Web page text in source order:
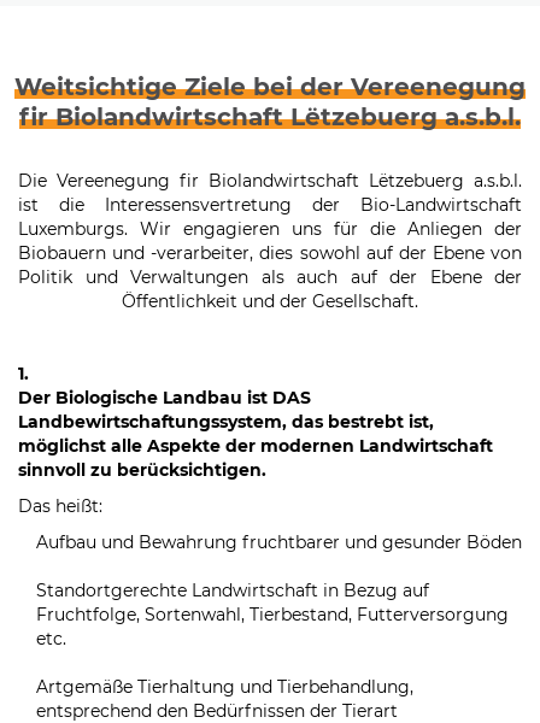
Weitsichtige Ziele bei der Vereenegung
fir Biolandwirtschaft Lëtzebuerg a.s.b.l.
Die Vereenegung fir Biolandwirtschaft Lëtzebuerg a.s.b.l.
ist die Interessensvertretung der Bio-Landwirtschaft
Luxemburgs. Wir engagieren uns für die Anliegen der
Biobauern und -verarbeiter, dies sowohl auf der Ebene von
Politik und Verwaltungen als auch auf der Ebene der
Öffentlichkeit und der Gesellschaft.
1.
Der Biologische Landbau ist DAS
Landbewirtschaftungssystem, das bestrebt ist,
möglichst alle Aspekte der modernen Landwirtschaft
sinnvoll zu berücksichtigen.
Das heißt:
Aufbau und Bewahrung fruchtbarer und gesunder Böden
Standortgerechte Landwirtschaft in Bezug auf
Fruchtfolge, Sortenwahl, Tierbestand, Futterversorgung
etc.
Artgemäße Tierhaltung und Tierbehandlung,
entsprechend den Bedürfnissen der Tierart